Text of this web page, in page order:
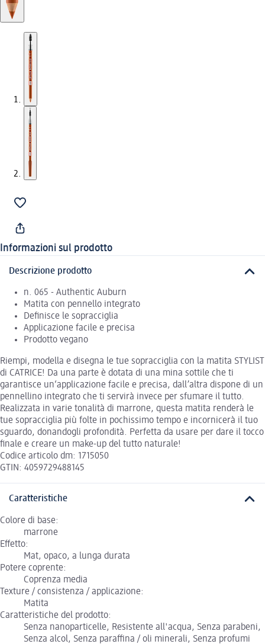
Informazioni sul prodotto
Descrizione prodotto
n. 065 - Authentic Auburn
Matita con pennello integrato
Definisce le sopracciglia
Applicazione facile e precisa
Prodotto vegano
Riempi, modella e disegna le tue sopracciglia con la matita STYLIST
di CATRICE! Da una parte è dotata di una mina sottile che ti
garantisce un‘applicazione facile e precisa, dall’altra dispone di un
pennellino integrato che ti servirà invece per sfumare il tutto.
Realizzata in varie tonalità di marrone, questa matita renderà le
tue sopracciglia più folte in pochissimo tempo e incornicerà il tuo
sguardo, donandogli profondità. Perfetta da usare per dare il tocco
finale e creare un make-up del tutto naturale!
Codice articolo dm: 1715050
GTIN: 4059729488145
Caratteristiche
Colore di base:
marrone
Effetto:
Mat, opaco, a lunga durata
Potere coprente:
Coprenza media
Texture / consistenza / applicazione:
Matita
Caratteristiche del prodotto:
Senza nanoparticelle, Resistente all'acqua, Senza parabeni,
Senza alcol, Senza paraffina / oli minerali, Senza profumi